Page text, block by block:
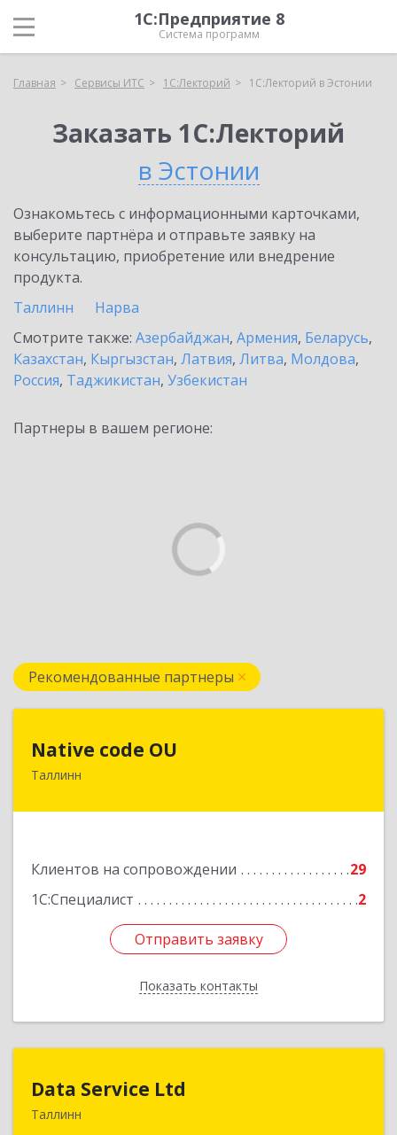
1С:Предприятие 8
Система программ
Главная Сервисы ИТС 1С:Лекторий 1С:Лекторий в Эстонии
Заказать 1С:Лекторий
в Эстонии
Ознакомьтесь с информационными карточками,
выберите партнёра и отправьте заявку на
консультацию, приобретение или внедрение
продукта.
Таллинн
Нарва
Смотрите также: Азербайджан, Армения, Беларусь,
Казахстан, Кыргызстан, Латвия, Литва, Молдова,
Россия, Таджикистан, Узбекистан
Партнеры в вашем регионе:
Рекомендованные партнеры
Native code OU
Таллинн
Клиентов на сопровождении
29
1С:Специалист
2
Отправить заявку
Показать контакты
Отправить заявку
Назад
Data Service Ltd
Таллинн